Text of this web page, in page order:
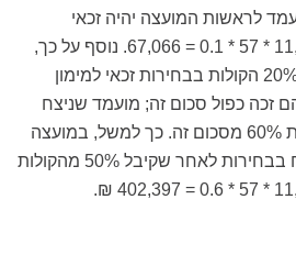
לראשות המועצה יהיה זכאי
למקדמה בסכום של 11,766 * 57 * 0.1 = 67,066. נוסף על כך,
מועמד שקיבל למעלה מ-20% הקולות בבחירות זכאי למימון
זכה כפול סכום זה; מועמד שניצח
בבחירות יקבל לכל הפחות 60% מסכום זה. כך למשל, במועצה
אזורית גולן, מועמד שניצח בבחירות לאחר שקיבל 50% מהקולות